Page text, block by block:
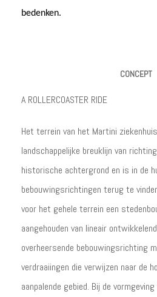
bedenken.
CONCEPT
A ROLLERCOASTER RIDE
Het terrein van het Martini
landschappelijke breuklijn van
historische achtergrond en is in de
bebouwingsrichtingen terug te
voor het gehele terrein een
aangehouden van lineair
overheersende bebouwingsrichting
verdraaiingen die verwijzen naar de
aanpalende gebied. Bij de